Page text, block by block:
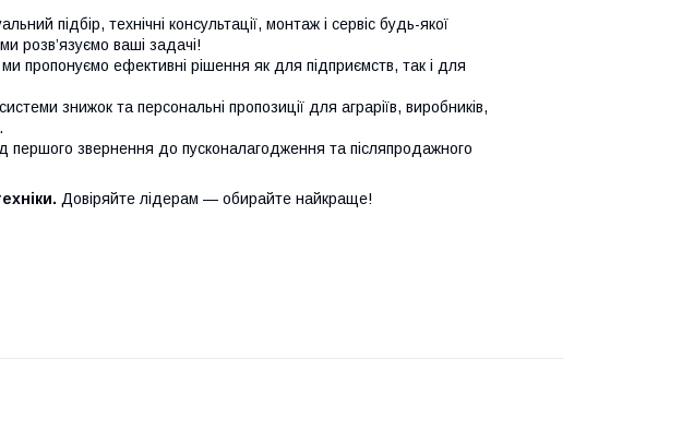
підбір, технічні консультації, монтаж і сервіс будь-якої
розв’язуємо ваші задачі!
пропонуємо ефективні рішення як для підприємств, так і для
знижок та персональні пропозиції для аграріїв, виробників,
першого звернення до пусконалагодження та післяпродажного
Довіряйте лідерам — обирайте найкраще!